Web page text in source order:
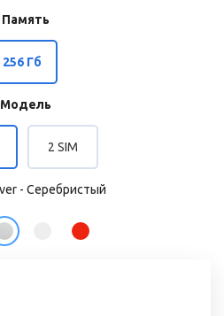
Память
256 Гб
Модель
2 SIM
- Серебристый